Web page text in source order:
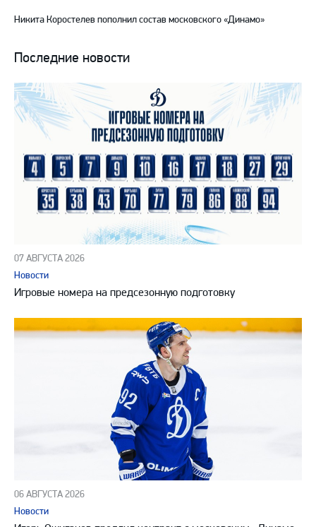
Никита Коростелев пополнил состав московского «Динамо»
Последние новости
07 АВГУСТА 2026
Новости
Игровые номера на предсезонную подготовку
06 АВГУСТА 2026
Новости